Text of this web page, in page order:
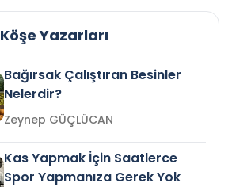
Köşe Yazarları
Bağırsak Çalıştıran Besinler
Nelerdir?
Zeynep GÜÇLÜCAN
Kas Yapmak İçin Saatlerce
Spor Yapmanıza Gerek Yok